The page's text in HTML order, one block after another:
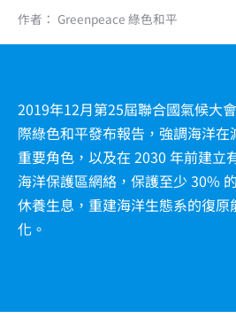
作者： Greenpeace 綠色和平
2019年12月第25屆聯合國氣候大
際綠色和平發布報告，強調海洋
重要角色，以及在 2030 年前建立
海洋保護區網絡，保護至少 30%
休養生息，重建海洋生態系的復
化。